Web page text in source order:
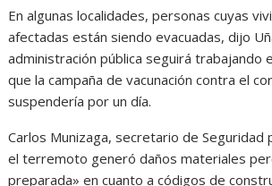
En algunas localidades, personas cuyas
afectadas están siendo evacuadas, dijo
administración pública seguirá trabajando
que la campaña de vacunación contra el
suspendería por un día.
Carlos Munizaga, secretario de Seguridad
el terremoto generó daños materiales
preparada» en cuanto a códigos de